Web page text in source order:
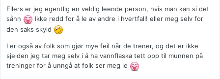
Ellers er jeg egentlig en veldig leende person, hvis man kan si det
sånn
Ikke redd for å le av andre i hvertfall! eller meg selv for
den saks skyld
Ler også av folk som gjør mye feil når de trener, og det er ikke
sjelden jeg tar meg selv i å ha vannflaska tett opp til munnen på
treninger for å unngå at folk ser meg le